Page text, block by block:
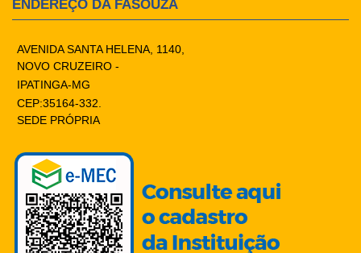
ENDEREÇO DA FASOUZA
AVENIDA SANTA HELENA, 1140,
NOVO CRUZEIRO -
IPATINGA-MG
CEP:35164-332.
SEDE PRÓPRIA